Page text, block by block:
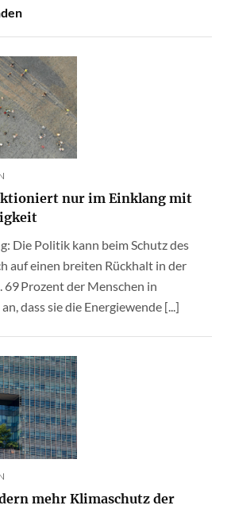
nur im Einklang mit
Die Politik kann beim Schutz des
auf einen breiten Rückhalt in der
69 Prozent der Menschen in
dass sie die Energiewende [...]
mehr Klimaschutz der